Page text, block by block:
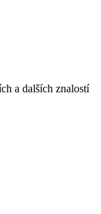
a dalších znalostí